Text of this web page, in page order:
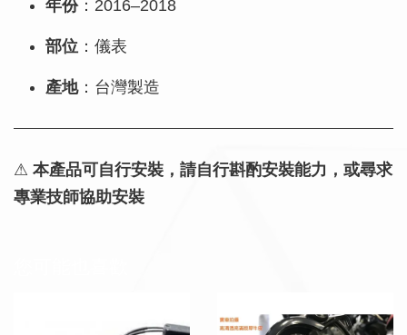
年份：2016–2018
部位 ：儀表
產地：台灣製造
⚠ 本產品可自行安裝，請自行斟酌安裝能力，或尋求
專業技師協助安裝